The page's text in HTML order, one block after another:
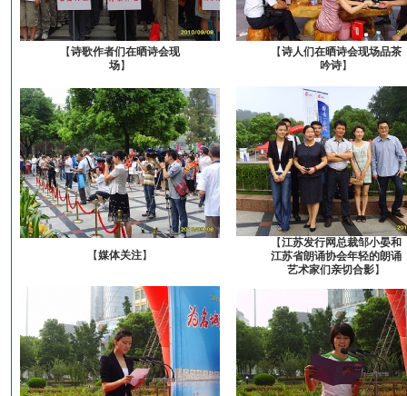
【诗歌作者们在晒诗会现
场】
【诗人们在晒诗会现场品茶
吟诗】
【媒体关注】
【江苏发行网总裁邹小晏和
江苏省朗诵协会年轻的朗诵
艺术家们亲切合影】